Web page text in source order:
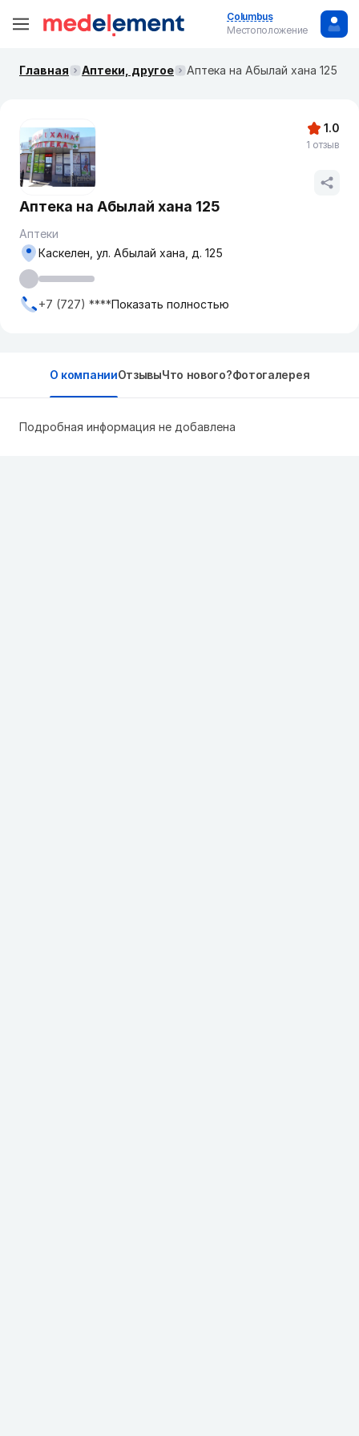
Columbus
Местоположение
Главная Аптеки, другое Аптека на Абылай хана 125
Аптека на Абылай хана 125
Аптеки
Каскелен, ул. Абылай хана, д. 125
+7 (727) ****Показать полностью
1.0
1 отзыв
О компанииОтзывыЧто нового?Фотогалерея
Подробная информация не добавлена